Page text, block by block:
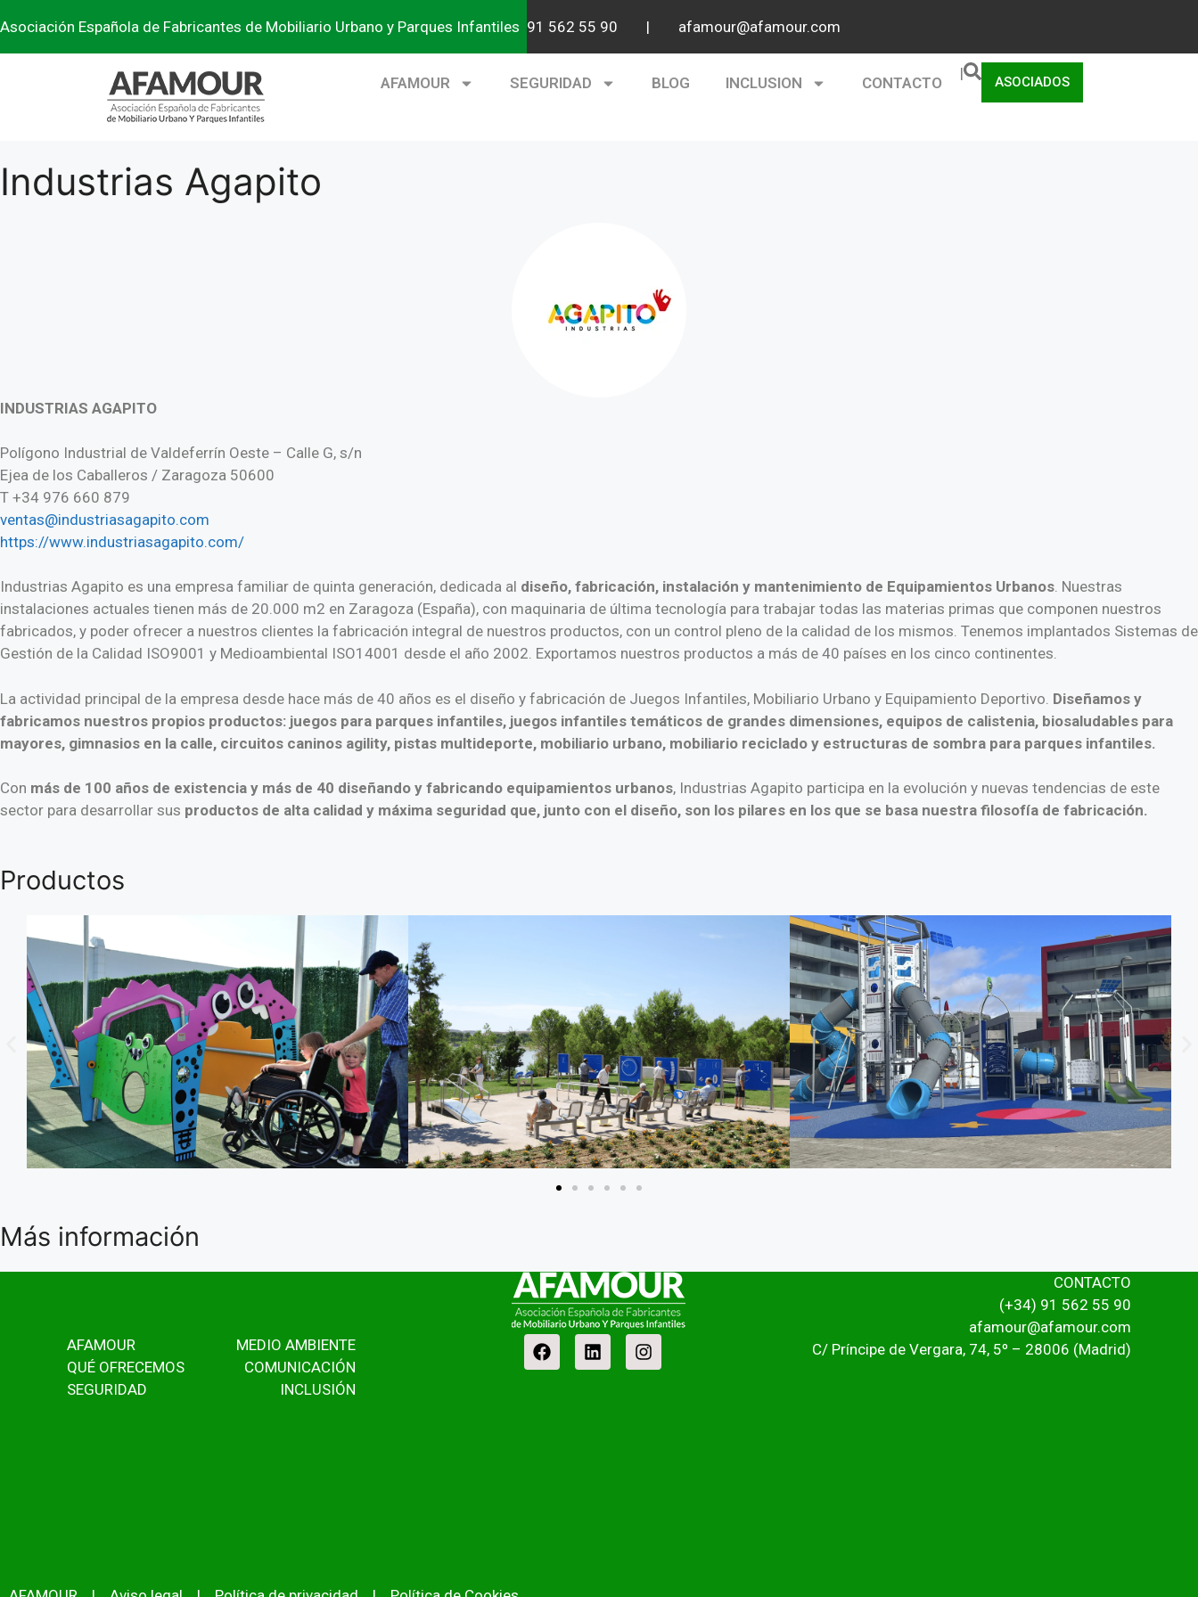
Asociación Española de Fabricantes de Mobiliario Urbano y Parques Infantiles 91 562 55 90 | afamour@afamour.com
AFAMOUR SEGURIDAD BLOG INCLUSION CONTACTO
| ASOCIADOS
Industrias Agapito
INDUSTRIAS AGAPITO
Polígono Industrial de Valdeferrín Oeste – Calle G, s/n
Ejea de los Caballeros / Zaragoza 50600
T +34 976 660 879
ventas@industriasagapito.com
https://www.industriasagapito.com/
Industrias Agapito es una empresa familiar de quinta generación, dedicada al diseño, fabricación, instalación y mantenimiento de Equipamientos Urbanos. Nuestras
instalaciones actuales tienen más de 20.000 m2 en Zaragoza (España), con maquinaria de última tecnología para trabajar todas las materias primas que componen nuestros
fabricados, y poder ofrecer a nuestros clientes la fabricación integral de nuestros productos, con un control pleno de la calidad de los mismos. Tenemos implantados Sistemas de
Gestión de la Calidad ISO9001 y Medioambiental ISO14001 desde el año 2002. Exportamos nuestros productos a más de 40 países en los cinco continentes.
La actividad principal de la empresa desde hace más de 40 años es el diseño y fabricación de Juegos Infantiles, Mobiliario Urbano y Equipamiento Deportivo. Diseñamos y
fabricamos nuestros propios productos: juegos para parques infantiles, juegos infantiles temáticos de grandes dimensiones, equipos de calistenia, biosaludables para
mayores, gimnasios en la calle, circuitos caninos agility, pistas multideporte, mobiliario urbano, mobiliario reciclado y estructuras de sombra para parques infantiles.
Con más de 100 años de existencia y más de 40 diseñando y fabricando equipamientos urbanos, Industrias Agapito participa en la evolución y nuevas tendencias de este
sector para desarrollar sus productos de alta calidad y máxima seguridad que, junto con el diseño, son los pilares en los que se basa nuestra filosofía de fabricación.
Productos
Más información
AFAMOUR
QUÉ OFRECEMOS
SEGURIDAD
MEDIO AMBIENTE
COMUNICACIÓN
INCLUSIÓN
CONTACTO
(+34) 91 562 55 90
afamour@afamour.com
C/ Príncipe de Vergara, 74, 5º – 28006 (Madrid)